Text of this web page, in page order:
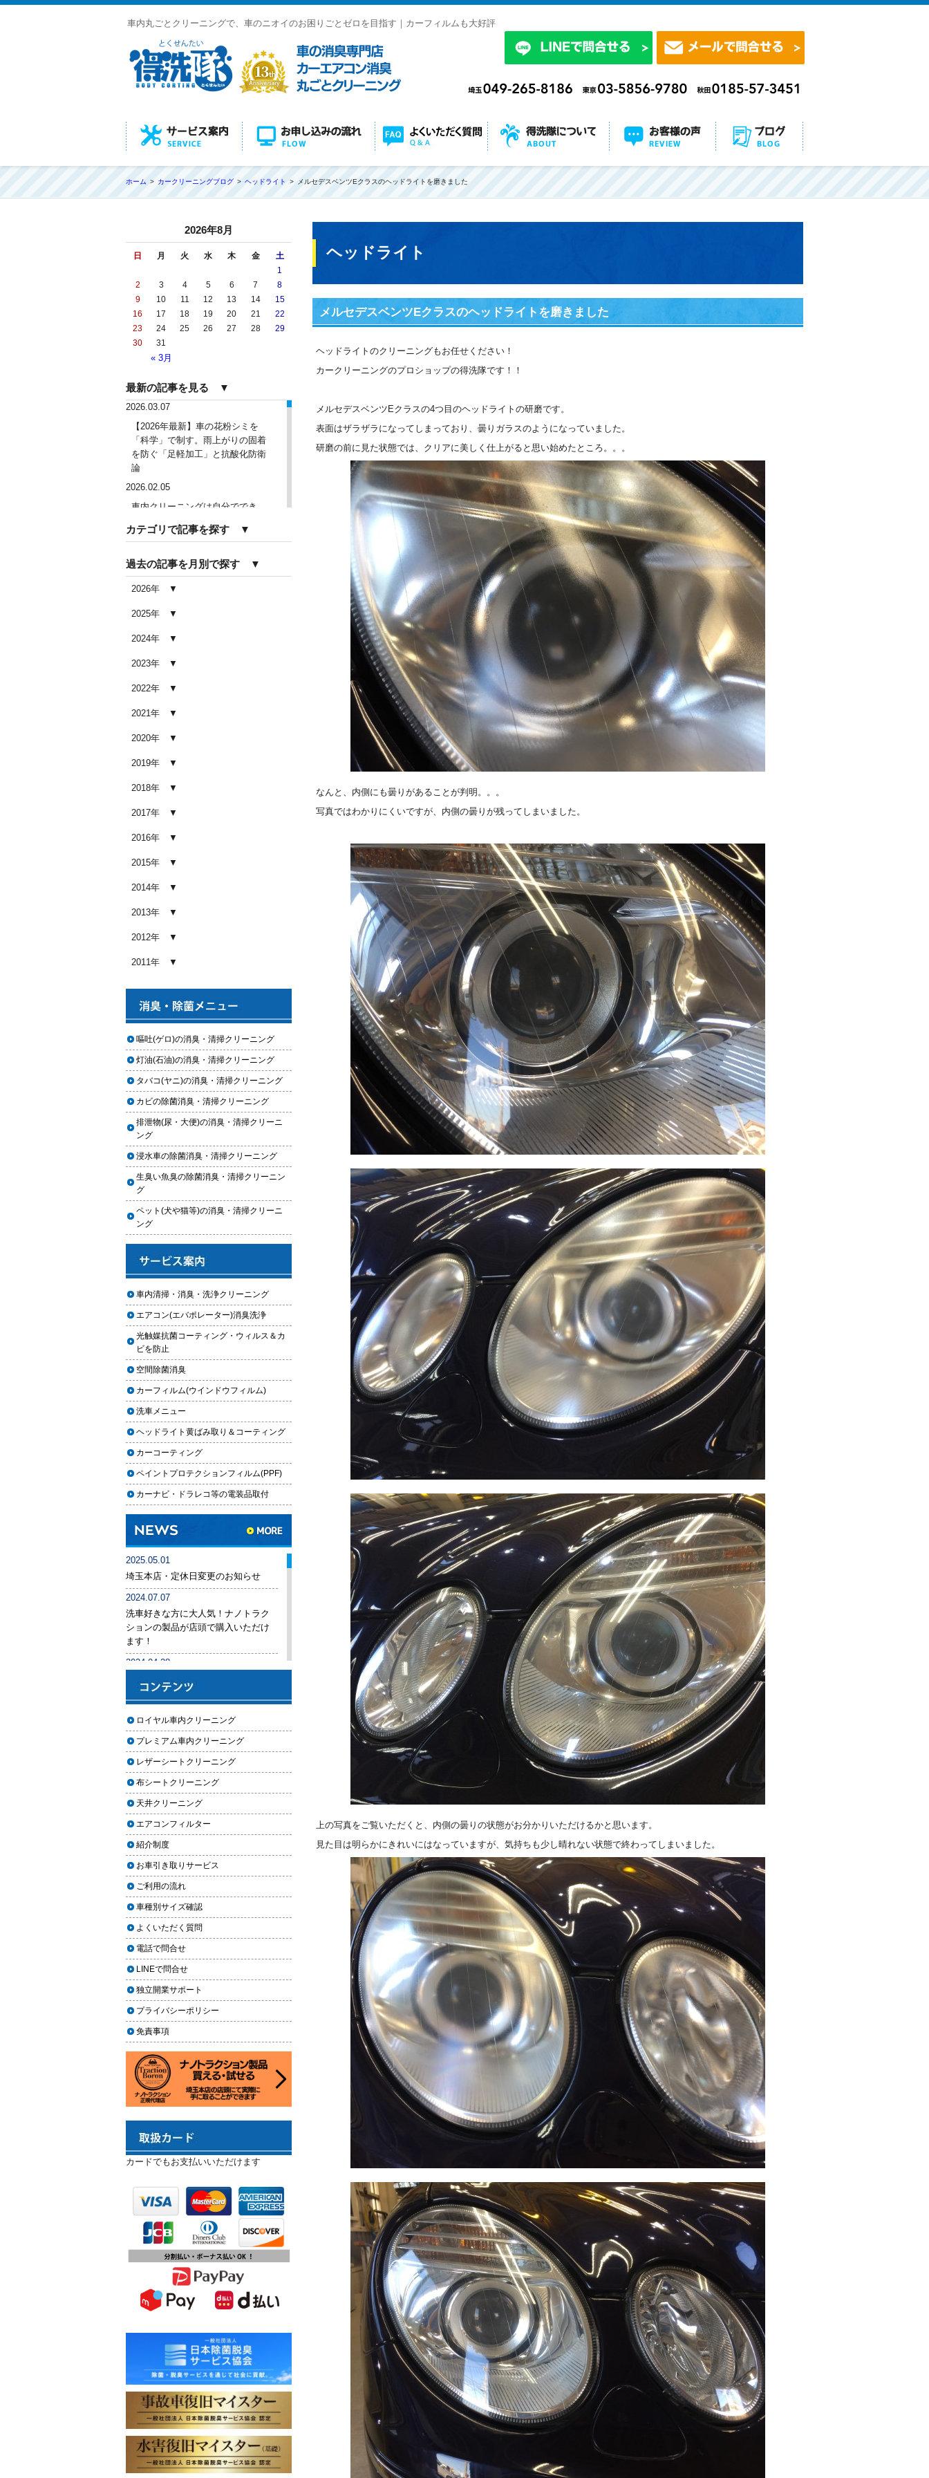
車内丸ごとクリーニングで、車のニオイのお困りごとゼロを目指す｜カーフィルムも大好評
ホーム カークリーニングブログ ヘッドライト メルセデスベンツEクラスのヘッドライトを磨きました
ヘッドライト
メルセデスベンツEクラスのヘッドライトを磨きました
ヘッドライトのクリーニングもお任せください！
カークリーニングのプロショップの得洗隊です！！
メルセデスベンツEクラスの4つ目のヘッドライトの研磨です。
表面はザラザラになってしまっており、曇りガラスのようになっていました。
研磨の前に見た状態では、クリアに美しく仕上がると思い始めたところ。。。
なんと、内側にも曇りがあることが判明。。。
写真ではわかりにくいですが、内側の曇りが残ってしまいました。
上の写真をご覧いただくと、内側の曇りの状態がお分かりいただけるかと思います。
見た目は明らかにきれいにはなっていますが、気持ちも少し晴れない状態で終わってしまいました。
2026年8月
日 月 火 水 木 金 土
« 3月
1
2
3 4 5 6 7
8
9
10 11 12 13 14
15
16
17 18 19 20 21
22
23
24 25 26 27 28
29
30
31
最新の記事を見る ▼
2026.03.07
【2026年最新】車の花粉シミを
「科学」で制す。雨上がりの固着
を防ぐ「足軽加工」と抗酸化防衛
論
2026.02.05
車内クリーニングは自分ででき
界を徹底解説
車内クリーニングで失敗する人の
共通点｜やってはいけない5つの判
2026.02.03
車内クリーニング業者の選び方｜
つのポイント
2026.02.02
果を感じない人が見落としている3
つの原因
自分でできる？プロに頼むべき境
2026.01.05
【2026年版】車内の臭いが取れな
ビ別の正しい対処法
2026.01.04
どこまでやるべき？目的別おすす
め内容と費用目安
別に徹底比較
2026.01.02
ヘッドライト黄ばみ取りの料金相
場｜イエローハット・オートバッ
クス・専門店を徹底比較【2026年
版】
2026.01.01
【2026年版】イエローハットのカ
ーフィルム料金はいくら？施工内
容・相場・安くするコツ
2025.12.05
車のヘッドライト交換のタイミン
グと費用
2025.12.04
車のサスペンション交換の必要性
車のフロントガラス交換の料金相
場と作業手順
車のドアロック修理の料金と作業
手順
【2026年最新】車の花粉シミを
「科学」で制す。雨上がりの固着
を防ぐ「足軽加工」と抗酸化防衛
論
車内クリーニングは自分ででき
る？DIY清掃と業者依頼の違い・限
界を徹底解説
車内クリーニングで失敗する人の
共通点｜やってはいけない5つの判
断ミス
後悔しないために必ず確認すべき5
つのポイント
果を感じない人が見落としている3
つの原因
【2026年版】車内クリーニングは
自分でできる？プロに頼むべき境
界線と失敗例
い原因とは？タバコ・ペット・カ
ビ別の正しい対処法
【2026年版】車内クリーニングは
どこまでやるべき？目的別おすす
め内容と費用目安
【2026年版】車内クリーニングの
料金相場はいくら？内容別・業者
別に徹底比較
ヘッドライト黄ばみ取りの料金相
場｜イエローハット・オートバッ
クス・専門店を徹底比較【2026年
版】
【2026年版】イエローハットのカ
ーフィルム料金はいくら？施工内
容・相場・安くするコツ
車のヘッドライト交換のタイミン
グと費用
車のサスペンション交換の必要性
と費用
車のフロントガラス交換の料金相
場と作業手順
車のドアロック修理の料金と作業
カテゴリで記事を探す ▼
過去の記事を月別で探す ▼
2026年
2025年
2024年
2023年
2022年
2021年
2020年
2019年
2018年
2017年
2016年
2015年
2014年
2013年
2012年
2011年
嘔吐(ゲロ)の消臭・清掃クリーニング
灯油(石油)の消臭・清掃クリーニング
タバコ(ヤニ)の消臭・清掃クリーニング
カビの除菌消臭・清掃クリーニング
排泄物(尿・大便)の消臭・清掃クリーニ
ング
浸水車の除菌消臭・清掃クリーニング
生臭い魚臭の除菌消臭・清掃クリーニン
グ
ペット(犬や猫等)の消臭・清掃クリーニ
ング
車内清掃・消臭・洗浄クリーニング
エアコン(エバポレーター)消臭洗浄
光触媒抗菌コーティング・ウィルス＆カ
ビを防止
空間除菌消臭
カーフィルム(ウインドウフィルム)
洗車メニュー
ヘッドライト黄ばみ取り＆コーティング
カーコーティング
ペイントプロテクションフィルム(PPF)
カーナビ・ドラレコ等の電装品取付
2025.05.01
埼玉本店・定休日変更のお知らせ
2024.07.07
洗車好きな方に大人気！ナノトラク
ションの製品が店頭で購入いただけ
ます！
2024.04.28
リース
2024年ゴールデンウィーク期間中の
営業予定（埼玉本店・東京足立店・
秋田能代店）
2024.03.23
埼玉のFMラジオ・NACK5で取り上げ
ていただきました
2024.03.22
埼玉本店が東京方面からこれまで以
上に利用しやすく
2024.02.29
2024年3月14日・臨時休業のお知らせ
2023.12.21
年末年始の予定（2023年-2024年）
2023.11.26
年末に「車も大掃除」をしようキャ
ンペーン
2023.11.22
「＃埼玉」という埼玉県のお店や企
業を紹介するサイトで紹介されまし
た
2023.10.30
コーティングが無料で利用できるチ
ャンス！X（旧Twitter）キャンペーン
2023.10.21
秋田県の「能代ポータル」にて得洗
隊を紹介いただきました
第15回ふじみ野市産業まつりに出店
します
2023.10.09
チバテレビ「チバテレ稼ぐ力養成講
座・講座会員インタビュー」で弊社
代表 大屋のインタビューが紹介され
2023.09.27
2023年10月1日オープン！
ロイヤル車内クリーニング
プレミアム車内クリーニング
レザーシートクリーニング
布シートクリーニング
天井クリーニング
エアコンフィルター
紹介制度
お車引き取りサービス
ご利用の流れ
車種別サイズ確認
よくいただく質問
電話で問合せ
LINEで問合せ
独立開業サポート
プライバシーポリシー
免責事項
カードでもお支払いいただけます